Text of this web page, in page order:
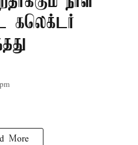
கலெக்டர்
More